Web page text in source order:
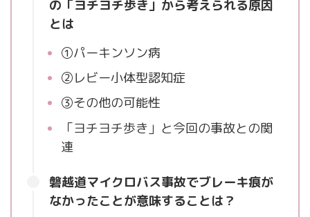
の「ヨチヨチ歩き」から考えられる原因
とは
①パーキンソン病
②レビー小体型認知症
③その他の可能性
「ヨチヨチ歩き」と今回の事故との関
連
磐越道マイクロバス事故でブレーキ痕が
なかったことが意味することは？